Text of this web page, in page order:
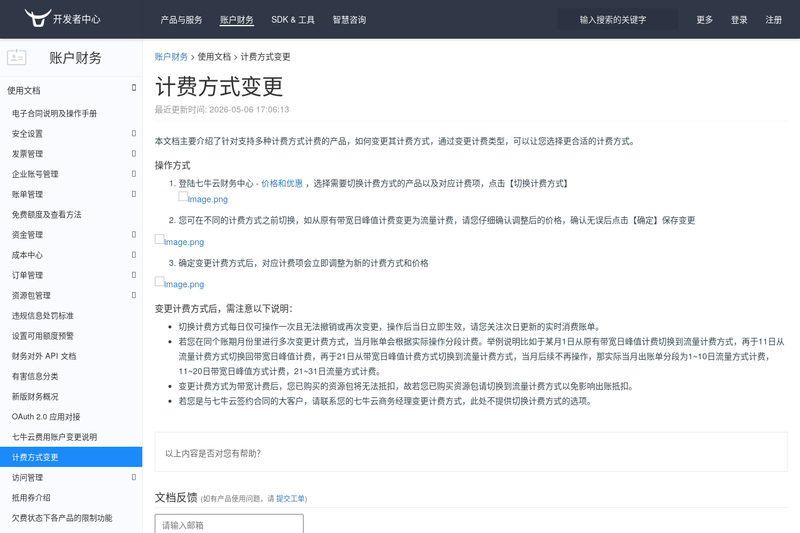
开发者中心 产品与服务 账户财务 SDK & 工具 智慧咨询 更多 登录 注册
账户财务
使用文档
电子合同说明及操作手册
安全设置
发票管理
企业账号管理
账单管理
免费额度及查看方法
资金管理
成本中心
订单管理
资源包管理
违规信息处罚标准
设置可用额度预警
财务对外 API 文档
有害信息分类
新版财务概况
OAuth 2.0 应用对接
七牛云费用账户变更说明
计费方式变更
访问管理
抵用券介绍
欠费状态下各产品的限制功能
账户财务 > 使用文档 > 计费方式变更
计费方式变更
最近更新时间: 2026-05-06 17:06:13
本文档主要介绍了针对支持多种计费方式计费的产品，如何变更其计费方式，通过变更计费类型，可以让您选择更合适的计费方式。
操作方式
登陆七牛云财务中心 - 价格和优惠 ，选择需要切换计费方式的产品以及对应计费项，点击【切换计费方式】
您可在不同的计费方式之前切换，如从原有带宽日峰值计费变更为流量计费，请您仔细确认调整后的价格，确认无误后点击【确定】保存变更
确定变更计费方式后，对应计费项会立即调整为新的计费方式和价格
变更计费方式后，需注意以下说明：
切换计费方式每日仅可操作一次且无法撤销或再次变更，操作后当日立即生效，请您关注次日更新的实时消费账单。
若您在同个账期月份里进行多次变更计费方式，当月账单会根据实际操作分段计费。举例说明比如于某月1日从原有带宽日峰值计费切换到流量计费方式，再于11日从
流量计费方式切换回带宽日峰值计费，再于21日从带宽日峰值计费方式切换到流量计费方式，当月后续不再操作，那实际当月出账单分段为1~10日流量方式计费，
11~20日带宽日峰值方式计费，21~31日流量方式计费。
变更计费方式为带宽计费后，您已购买的资源包将无法抵扣，故若您已购买资源包请切换到流量计费方式以免影响出账抵扣。
若您是与七牛云签约合同的大客户，请联系您的七牛云商务经理变更计费方式，此处不提供切换计费方式的选项。
以上内容是否对您有帮助？
文档反馈 (如有产品使用问题，请提交工单)